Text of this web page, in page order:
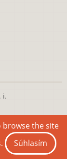
i.
Commons
License
browse the site
Súhlasím